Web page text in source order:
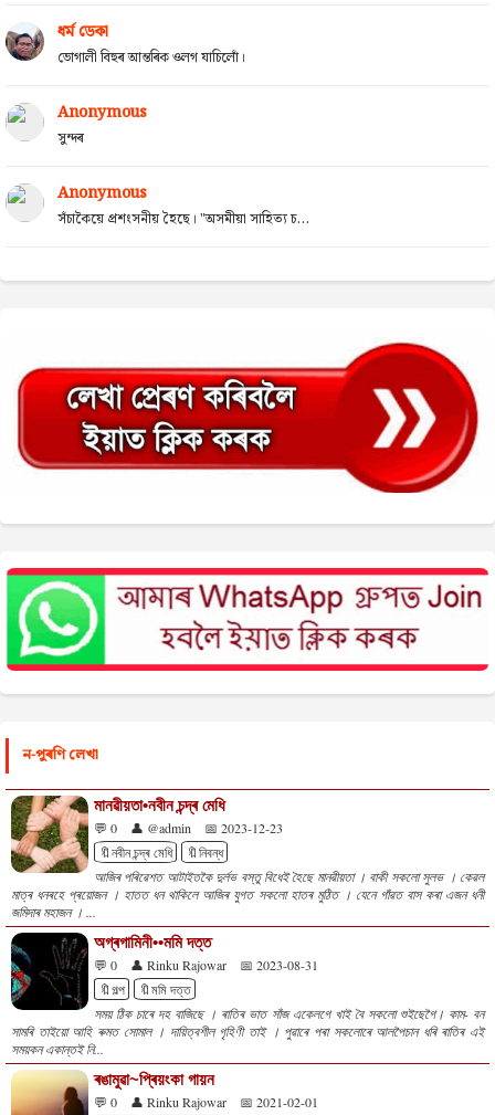
ধৰ্ম ডেকা
ভোগালী বিহুৰ আন্তৰিক ওলগ যাচিলোঁ।
Anonymous
সুন্দৰ
Anonymous
সঁচাকৈয়ে প্ৰশংসনীয় হৈছে। "অসমীয়া সাহিত্য চ...
ন-পুৰণি লেখা
মানৱীয়তা•নবীন চন্দ্ৰ মেধি
💬 0 👤 @admin
📅 2023-12-23
🔖নবীন চন্দ্ৰ মেধি
🔖নিবন্ধ
আজিৰ পৰিৱেশত আটাইতকৈ দুৰ্লভ বস্তু বিধেই হৈছে মানৱীয়তা । বাকী সকলো সুলভ । কেৱল
মাত্ৰ ধনৰহে প্ৰয়োজন । হাতত ধন থাকিলে আজিৰ যুগত সকলো হাতৰ মুঠিত । যেনে গাঁৱত বাস কৰা এজন ধনী
জমিদাৰ মহাজন । ...
অগ্ৰগামিনী••মমি দত্ত
💬 0 👤 Rinku Rajowar
📅 2023-08-31
🔖গল্প
🔖মমি দত্ত
সময় ঠিক চাৰে দহ বাজিছে । ৰাতিৰ ভাত সাঁজ একেলগে খাই বৈ সকলো শুইছেগৈ। কাম- বন
সামৰি তাইয়ো আহি ৰুমত সোমাল । দায়িত্বশীল গৃহিণী তাই । পুৱাৰে পৰা সকলোৰে আলপৈচান ধৰি ৰাতিৰ এই
সময়কন একান্তই নি...
ৰঙামুৱা~প্ৰিয়ংকা গায়ন
💬 0 👤 Rinku Rajowar
📅 2021-02-01